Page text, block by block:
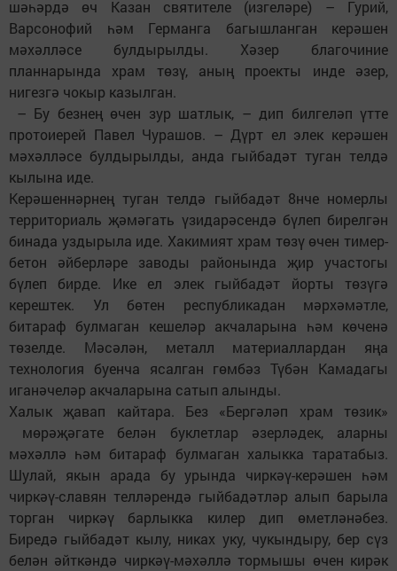
шәһәрдә өч Казан святителе (изгеләре) – Гурий,
Варсонофий һәм Германга багышланган керәшен
мәхәлләсе булдырылды. Хәзер благочиние
планнарында храм төзү, аның проекты инде әзер,
нигезгә чокыр казылган.
– Бу безнең өчен зур шатлык, – дип билгеләп үтте
протоиерей Павел Чурашов. – Дүрт ел элек керәшен
мәхәлләсе булдырылды, анда гыйбадәт туган телдә
кылына иде.
Керәшеннәрнең туган телдә гыйбадәт 8нче номерлы
территориаль җәмәгать үзидарәсендә бүлеп бирелгән
бинада уздырыла иде. Хакимият храм төзү өчен тимер-
бетон әйберләре заводы районында җир участогы
бүлеп бирде. Ике ел элек гыйбадәт йорты төзүгә
керештек. Ул бөтен республикадан мәрхәмәтле,
битараф булмаган кешеләр акчаларына һәм көченә
төзелде. Мәсәлән, металл материаллардан яңа
технология буенча ясалган гөмбәз Түбән Камадагы
иганәчеләр акчаларына сатып алынды.
Халык җавап кайтара. Без «Бергәләп храм төзик»
мөрәҗәгате белән буклетлар әзерләдек, аларны
мәхәллә һәм битараф булмаган халыкка таратабыз.
Шулай, якын арада бу урында чиркәү-керәшен һәм
чиркәү-славян телләрендә гыйбадәтләр алып барыла
торган чиркәү барлыкка килер дип өметләнәбез.
Биредә гыйбадәт кылу, никах уку, чукындыру, бер сүз
белән әйткәндә чиркәү-мәхәллә тормышы өчен кирәк